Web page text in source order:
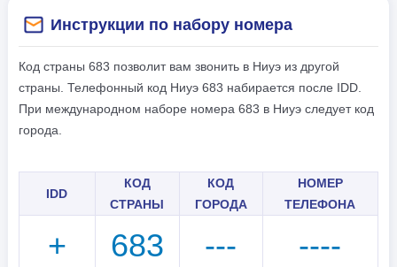
Инструкции по набору номера
Код страны 683 позволит вам звонить в Ниуэ из другой
страны. Телефонный код Ниуэ 683 набирается после IDD.
При международном наборе номера 683 в Ниуэ следует код
города.
IDD
КОД
СТРАНЫ
КОД
ГОРОДА
НОМЕР
ТЕЛЕФОНА
+ 683 --- ----